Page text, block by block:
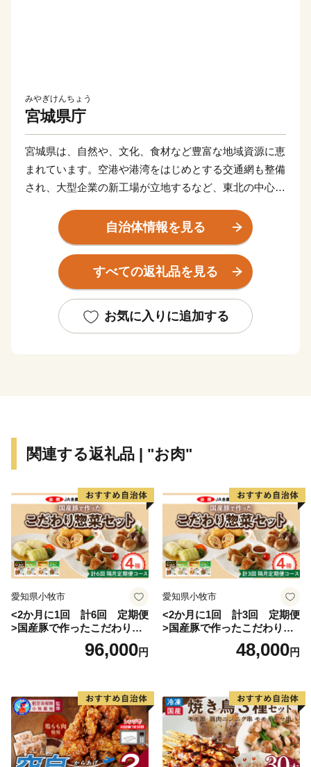
みやぎけんちょう
宮城県庁
宮城県は、自然や、文化、食材など豊富な地域資源に恵
まれています。空港や港湾をはじめとする交通網も整備
され、大型企業の新工場が立地するなど、東北の中心と
東日本大震災により甚大な被害を受けましたが、再生と
さらなる発展につながる「創造的な復興」に向けた取り
組みを推進し、県民の皆さんと力を合わせ、魅力ある宮
城を築いてまいります。
自治体情報を見る
すべての返礼品を見る
お気に入りに追加する
関連する返礼品 | "お肉"
愛知県小牧市
<2か月に1回 計6回 定期便
>国産豚で作ったこだわり惣
96,000円
愛知県小牧市
<2か月に1回 計3回 定期便
>国産豚で作ったこだわり惣
48,000円